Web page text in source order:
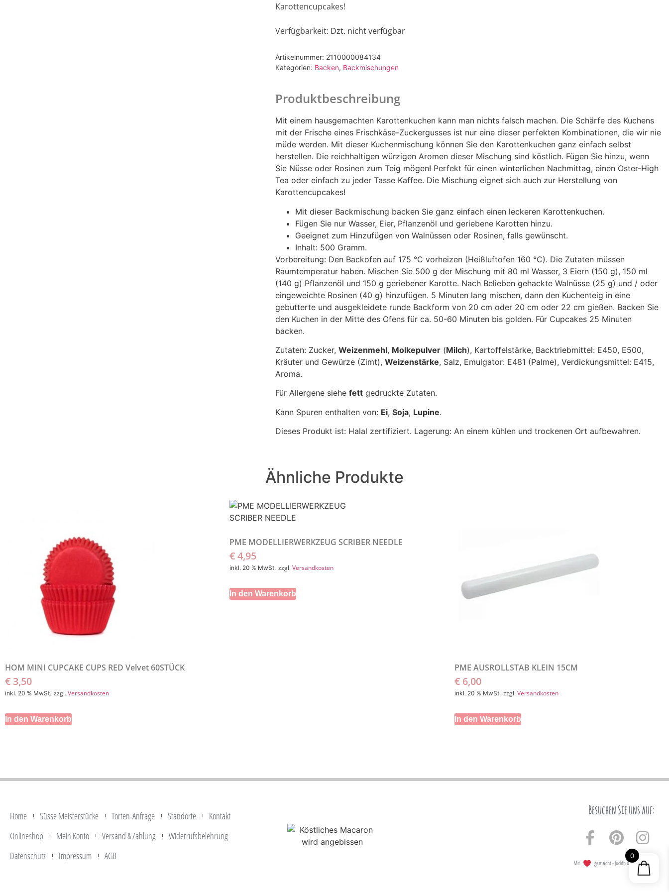
Karottencupcakes!
Verfügbarkeit: Dzt. nicht verfügbar
Artikelnummer: 2110000084134
Kategorien: Backen, Backmischungen
Produktbeschreibung
Mit einem hausgemachten Karottenkuchen kann man nichts falsch machen. Die Schärfe des Kuchens
mit der Frische eines Frischkäse-Zuckergusses ist nur eine dieser perfekten Kombinationen, die wir nie
müde werden. Mit dieser Kuchenmischung können Sie den Karottenkuchen ganz einfach selbst
herstellen. Die reichhaltigen würzigen Aromen dieser Mischung sind köstlich. Fügen Sie hinzu, wenn
Sie Nüsse oder Rosinen zum Teig mögen! Perfekt für einen winterlichen Nachmittag, einen Oster-High
Tea oder einfach zu jeder Tasse Kaffee. Die Mischung eignet sich auch zur Herstellung von
Karottencupcakes!
Mit dieser Backmischung backen Sie ganz einfach einen leckeren Karottenkuchen.
Fügen Sie nur Wasser, Eier, Pflanzenöl und geriebene Karotten hinzu.
Geeignet zum Hinzufügen von Walnüssen oder Rosinen, falls gewünscht.
Inhalt: 500 Gramm.
Vorbereitung: Den Backofen auf 175 °C vorheizen (Heißluftofen 160 °C). Die Zutaten müssen
Raumtemperatur haben. Mischen Sie 500 g der Mischung mit 80 ml Wasser, 3 Eiern (150 g), 150 ml
(140 g) Pflanzenöl und 150 g geriebener Karotte. Nach Belieben gehackte Walnüsse (25 g) und / oder
eingeweichte Rosinen (40 g) hinzufügen. 5 Minuten lang mischen, dann den Kuchenteig in eine
gebutterte und ausgekleidete runde Backform von 20 cm oder 20 cm oder 22 cm gießen. Backen Sie
den Kuchen in der Mitte des Ofens für ca. 50-60 Minuten bis golden. Für Cupcakes 25 Minuten
backen.
Zutaten: Zucker, Weizenmehl, Molkepulver(Milch), Kartoffelstärke, Backtriebmittel: E450, E500,
Kräuter und Gewürze (Zimt), Weizenstärke, Salz, Emulgator: E481 (Palme), Verdickungsmittel: E415,
Aroma.
Für Allergene siehe fettgedruckte Zutaten.
Kann Spuren enthalten von: Ei, Soja, Lupine.
Dieses Produkt ist: Halal zertifiziert. Lagerung: An einem kühlen und trockenen Ort aufbewahren.
Ähnliche Produkte
HOM MINI CUPCAKE CUPS RED Velvet 60STÜCK
€ 3,50
inkl. 20 % MwSt. zzgl.Versandkosten
In den Warenkorb
PME MODELLIERWERKZEUG SCRIBER NEEDLE
€4,95
inkl. 20 % MwSt. zzgl.Versandkosten
In den Warenkorb
PME AUSROLLSTAB KLEIN 15CM
€6,00
inkl. 20 % MwSt. zzgl.Versandkosten
In den Warenkorb
Home Süsse Meisterstücke Torten-Anfrage Standorte
Kontakt
Onlineshop
Mein Konto Versand & Zahlung
Widerrufsbelehrung
Datenschutz
Impressum AGB
Besuchen Sie uns auf:
Mit gemacht - Judith und die Torten
0